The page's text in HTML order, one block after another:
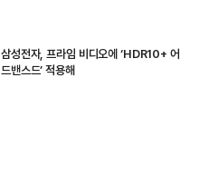
삼성전자, 프라임 비디오에 ‘HDR10+ 어
드밴스드’ 적용해